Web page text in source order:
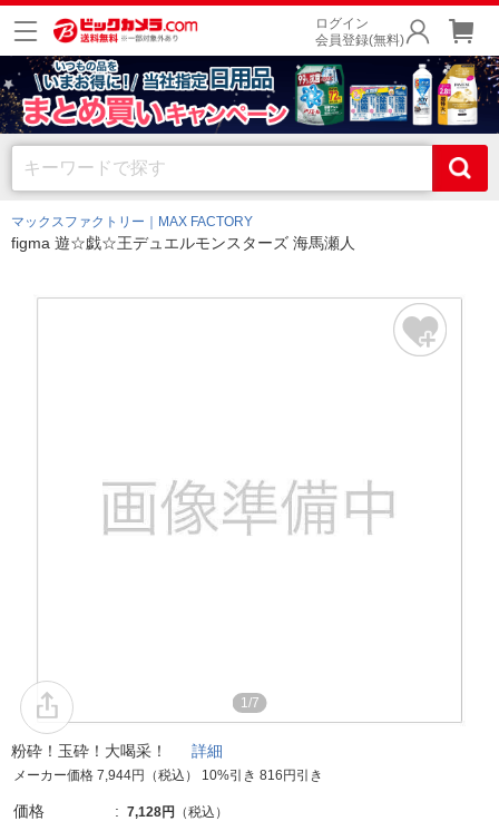
ログイン
会員登録(無料)
マックスファクトリー｜MAX FACTORY
figma 遊☆戯☆王デュエルモンスターズ 海馬瀬人
1/7
粉砕！玉砕！大喝采！ 詳細
メーカー価格 7,944円（税込） 10%引き 816円引き
価格 7,128円 （税込）